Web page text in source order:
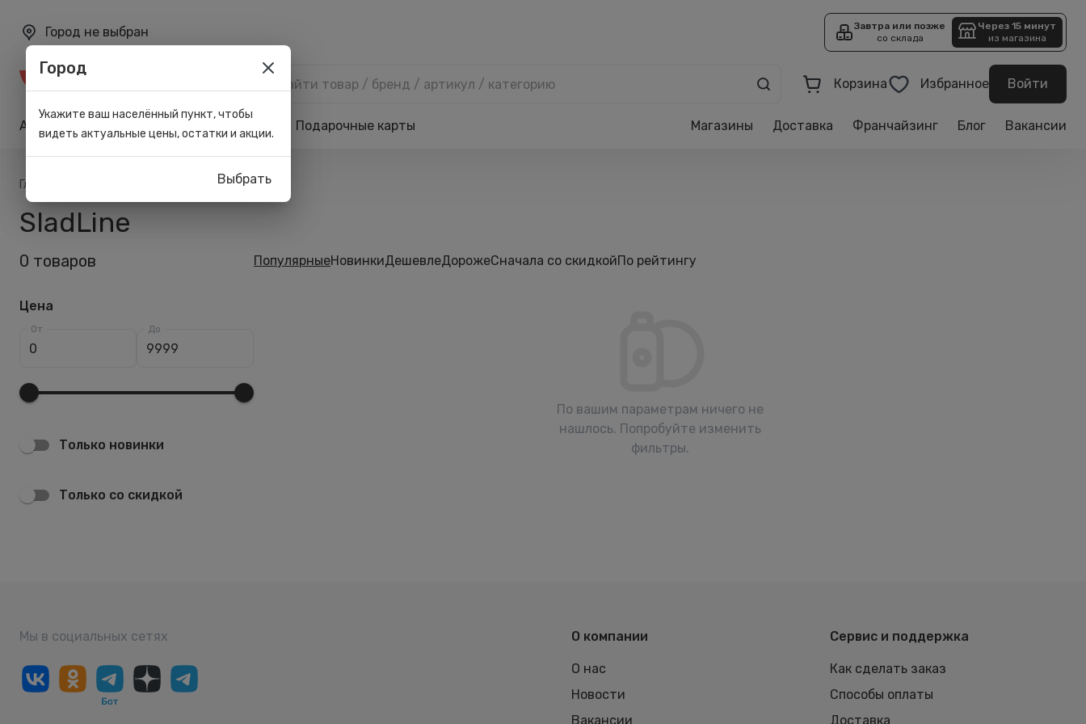
Город не выбран
Завтра или позже
со склада
Через 15 минут
из магазина
Корзина Избранное Войти
Акции Карта лояльности Подарочные карты Магазины Доставка Франчайзинг Блог Вакансии
Главная SladLine
SladLine
0 товаров
Цена
От До
Только новинки
Только со скидкой
ПопулярныеНовинкиДешевлеДорожеСначала со скидкойПо рейтингу
По вашим параметрам ничего не
нашлось. Попробуйте изменить
фильтры.
Мы в социальных сетях О компании
О нас
Новости
Вакансии
Сервис и поддержка
Как сделать заказ
Способы оплаты
Доставка
Город
Укажите ваш населённый пункт, чтобы
видеть актуальные цены, остатки и акции.
Выбрать